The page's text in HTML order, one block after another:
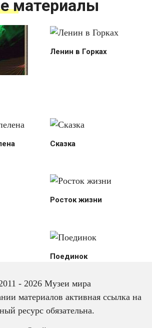
материалы
Ленин в Горках
Сказка
Росток жизни
Поединок
- 2026 Музеи мира
материалов активная ссылка на
ресурс обязательна.